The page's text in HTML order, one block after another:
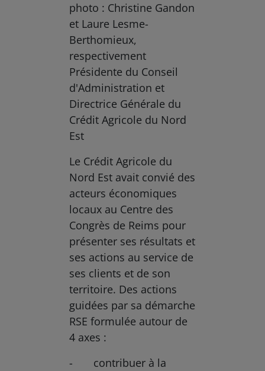
photo : Christine Gandon
et Laure Lesme-
Berthomieux,
respectivement
Présidente du Conseil
d'Administration et
Directrice Générale du
Crédit Agricole du Nord
Est
Le Crédit Agricole du
Nord Est avait convié des
acteurs économiques
locaux au Centre des
Congrès de Reims pour
présenter ses résultats et
ses actions au service de
ses clients et de son
territoire. Des actions
guidées par sa démarche
RSE formulée autour de
4 axes :
- contribuer à la